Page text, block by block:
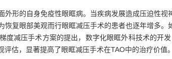
外形的自身免疫性眼眶病。当疾病发展造成压迫性
复眼部美观而行眼眶减压手术的患者也逐年增多
度减压手术方案的提出，数字化眼眶外科技术的开
估，显著提高了眼眶减压手术在TAO中的治疗价值。